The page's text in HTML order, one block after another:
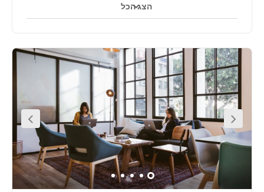
קווי תחבורה עיקריים
עם גישה נוחה לתחנות רכבת ואוטובוס. מגוון רחב ויוקרתי של משרדים
פרטיים, חדרי ישיבות מרווחים ומרחבי עבודה משותפים, שכולם מלאים
ברוח של יזמות, יאפשרו לך לבחור איך הכי נוח לך לעבוד. הטרסה
האקסקלוסיבית והפרטית על הגג מושלמת לנטוורקינג או לאירוח לקוחות,
וצוות הניהול תמיד נמצא בקרבת מקום כדי לעזור לך לשמור על
הפרודוקטיביות.ראשון לציון היא העיר הרביעית בגודלה בישראל. היא
ממוקמת במרכז מישור החוף של ישראל, מדרום לתל אביב. זהו אזור
עירוני שוקק חיים עם היסטוריה עשירה, מרחבים ירוקים, אטרקציות
בתחום התרבות וחיי לילה עשירים. ראשון לציון קרובה מאוד לכמה
מהחופים היפים ביותר בישראל ורחובותיה המרכזים כוללים מגוון עשיר
של מסעדות, בתי קפה וחנויות – ועוד לא אמרנו כלום על הקניון שממוקם
ממש מאחורי ריג'ס ראשון לציון. תוכל ליהנות מהליכה מרגיעה בפארק
נאות שקמה או בגן הזיכרון, לשמור על כושר בהיכל הספורט אבני החושן,
לצפות בשובר הקופות האחרון בסינמה סיטי ראשון לציון או לגלות את
הצג הכל